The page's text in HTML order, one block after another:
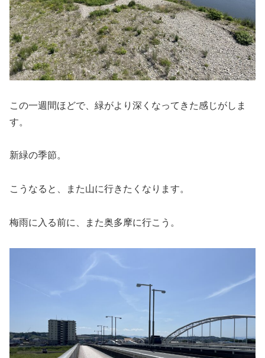
この一週間ほどで、緑がより深くなってきた感じがしま
す。
新緑の季節。
こうなると、また山に行きたくなります。
梅雨に入る前に、また奥多摩に行こう。